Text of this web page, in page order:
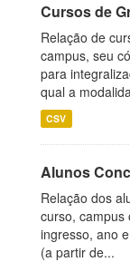
Cursos de
Relação de
campus, seu
para
qual a
CSV
Alunos
Relação dos
curso, campus
ingresso, ano
(a partir de...